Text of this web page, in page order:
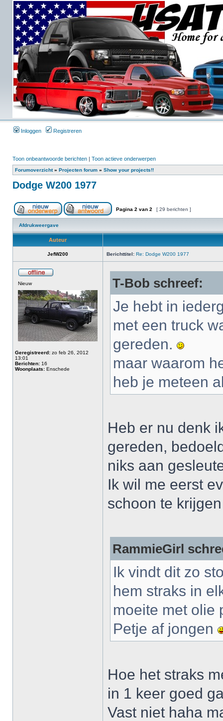
Inloggen Registreren
Toon onbeantwoorde berichten | Toon actieve onderwerpen
Forumoverzicht» Projecten forum » Show your projects!!
Dodge W200 1977
Pagina 2 van 2 [ 29 berichten ]
Afdrukweergave
Auteur
JefW200 Berichttitel: Re: Dodge W200 1977
Nieuw
Geregistreerd: zo feb 26, 2012
13:01
Berichten: 16
Woonplaats: Enschede
T-Bob schreef:
Je hebt in
met een truck
gereden.
maar waarom
heb je meteen
Heb er nu denk
gereden,
niks aan
Ik wil me eerst
schoon te
RammieGirl
Ik vindt dit zo
hem straks in
moeite met olie
Petje af jongen
Hoe het straks
in 1 keer goed
Vast niet haha